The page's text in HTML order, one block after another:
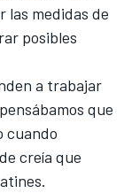
las medidas de
posibles
a trabajar
que
cuando
creía que